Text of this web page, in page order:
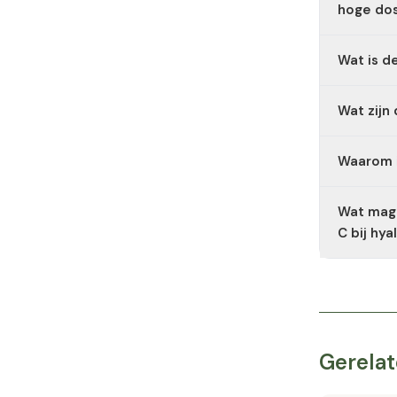
verhoogt
hoge
vitamine
Wat is
Wat zijn
Wat
C bij